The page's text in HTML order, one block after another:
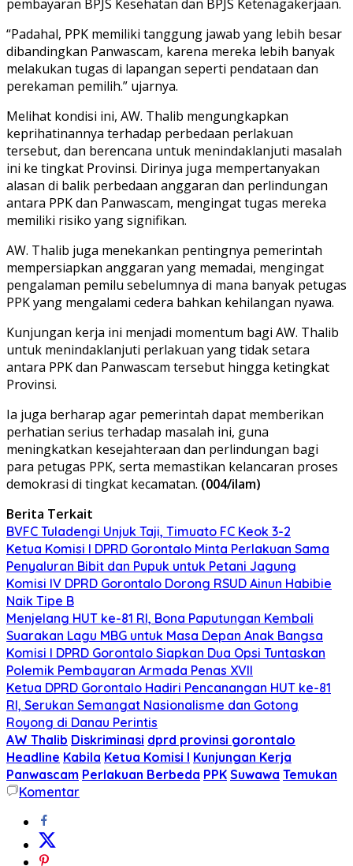
pembayaran BPJS Kesehatan dan BPJS Ketenagakerjaan.
“Padahal, PPK memiliki tanggung jawab yang lebih besar
dibandingkan Panwascam, karena mereka lebih banyak
melakukan tugas di lapangan seperti pendataan dan
perekaman pemilih.” ujarnya.
Melihat kondisi ini, AW. Thalib mengungkapkan
keprihatinannya terhadap perbedaan perlakuan
tersebut, dan berencana untuk menindaklanjuti masalah
ini ke tingkat Provinsi. Dirinya juga mempertanyakan
alasan di balik perbedaan anggaran dan perlindungan
antara PPK dan Panwascam, mengingat tugas mereka
memiliki risiko yang signifikan.
AW. Thalib juga menekankan pentingnya pemerintah
mempersiapkan anggaran yang memadai, mengingat
pengalaman pemilu sebelumnya di mana banyak petugas
PPK yang mengalami cedera bahkan kehilangan nyawa.
Kunjungan kerja ini menjadi momentum bagi AW. Thalib
untuk menindaklanjuti perlakuan yang tidak setara
antara PPK dan Panwascam tersebut hingga ketingkat
Provinsi.
Ia juga berharap agar pemerintah dapat memberikan
perhatian serius terhadap masalah ini, guna
meningkatkan kesejahteraan dan perlindungan bagi
para petugas PPK, serta memastikan kelancaran proses
demokrasi di tingkat kecamatan. (004/ilam)
Berita Terkait
BVFC Tuladengi Unjuk Taji, Timuato FC Keok 3-2
Ketua Komisi I DPRD Gorontalo Minta Perlakuan Sama
Penyaluran Bibit dan Pupuk untuk Petani Jagung
Komisi IV DPRD Gorontalo Dorong RSUD Ainun Habibie
Naik Tipe B
Menjelang HUT ke-81 RI, Bona Paputungan Kembali
Suarakan Lagu MBG untuk Masa Depan Anak Bangsa
Komisi I DPRD Gorontalo Siapkan Dua Opsi Tuntaskan
Polemik Pembayaran Armada Penas XVII
Ketua DPRD Gorontalo Hadiri Pencanangan HUT ke-81
RI, Serukan Semangat Nasionalisme dan Gotong
Royong di Danau Perintis
AW Thalib Diskriminasi dprd provinsi gorontalo
Headline Kabila Ketua Komisi I Kunjungan Kerja
Panwascam Perlakuan Berbeda PPK Suwawa Temukan
Komentar